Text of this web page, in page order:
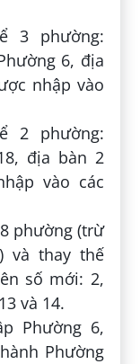
3 phường:
6, địa
nhập vào
2 phường:
địa bàn 2
vào các
phường (trừ
và thay thế
số mới: 2,
và 14.
Phường 6,
Phường